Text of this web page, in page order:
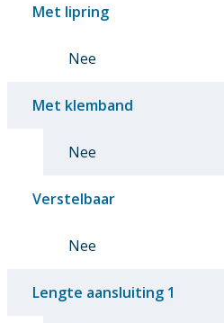
Met lipring
Nee
Met klemband
Nee
Verstelbaar
Nee
Lengte aansluiting 1